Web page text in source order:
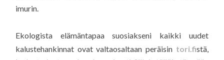
imurin.
Ekologista elämäntapaa suosiakseni kaikki uudet
kalustehankinnat ovat valtaosaltaan peräisin tori.fistä,